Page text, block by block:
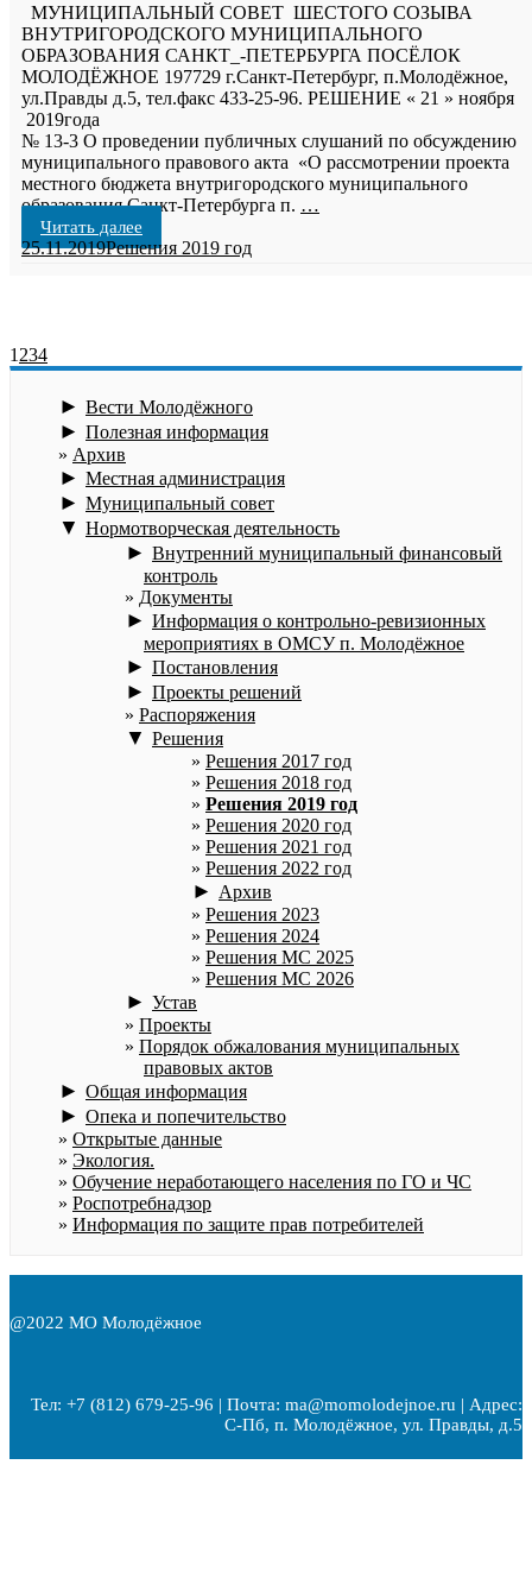
МУНИЦИПАЛЬНЫЙ СОВЕТ ШЕСТОГО СОЗЫВА
ВНУТРИГОРОДСКОГО МУНИЦИПАЛЬНОГО
ОБРАЗОВАНИЯ САНКТ_-ПЕТЕРБУРГА ПОСЁЛОК
МОЛОДЁЖНОЕ 197729 г.Санкт-Петербург, п.Молодёжное,
ул.Правды д.5, тел.факс 433-25-96. РЕШЕНИЕ « 21 » ноября
№ 13-3 О проведении публичных слушаний по обсуждению
муниципального правового акта «О рассмотрении проекта
местного бюджета внутригородского муниципального
образования Санкт-Петербурга п. …
Читать далее
25.11.2019Решения 2019 год
1 234
► Вести Молодёжного
► Полезная информация
Архив
► Местная администрация
► Муниципальный совет
▼ Нормотворческая деятельность
► Внутренний муниципальный финансовый
контроль
Документы
► Информация о контрольно-ревизионных
мероприятиях в ОМСУ п. Молодёжное
► Постановления
► Проекты решений
Распоряжения
▼ Решения
Решения 2017 год
Решения 2018 год
Решения 2019 год
Решения 2020 год
Решения 2021 год
Решения 2022 год
► Архив
Решения 2023
Решения 2024
Решения МС 2025
Решения МС 2026
► Устав
Проекты
Порядок обжалования муниципальных
правовых актов
► Общая информация
► Опека и попечительство
Открытые данные
Экология.
Обучение неработающего населения по ГО и ЧС
Роспотребнадзор
Информация по защите прав потребителей
@2022 МО Молодёжное
Тел: +7 (812) 679-25-96 | Почта: ma@momolodejnoe.ru | Адрес:
С-Пб, п. Молодёжное, ул. Правды, д.5